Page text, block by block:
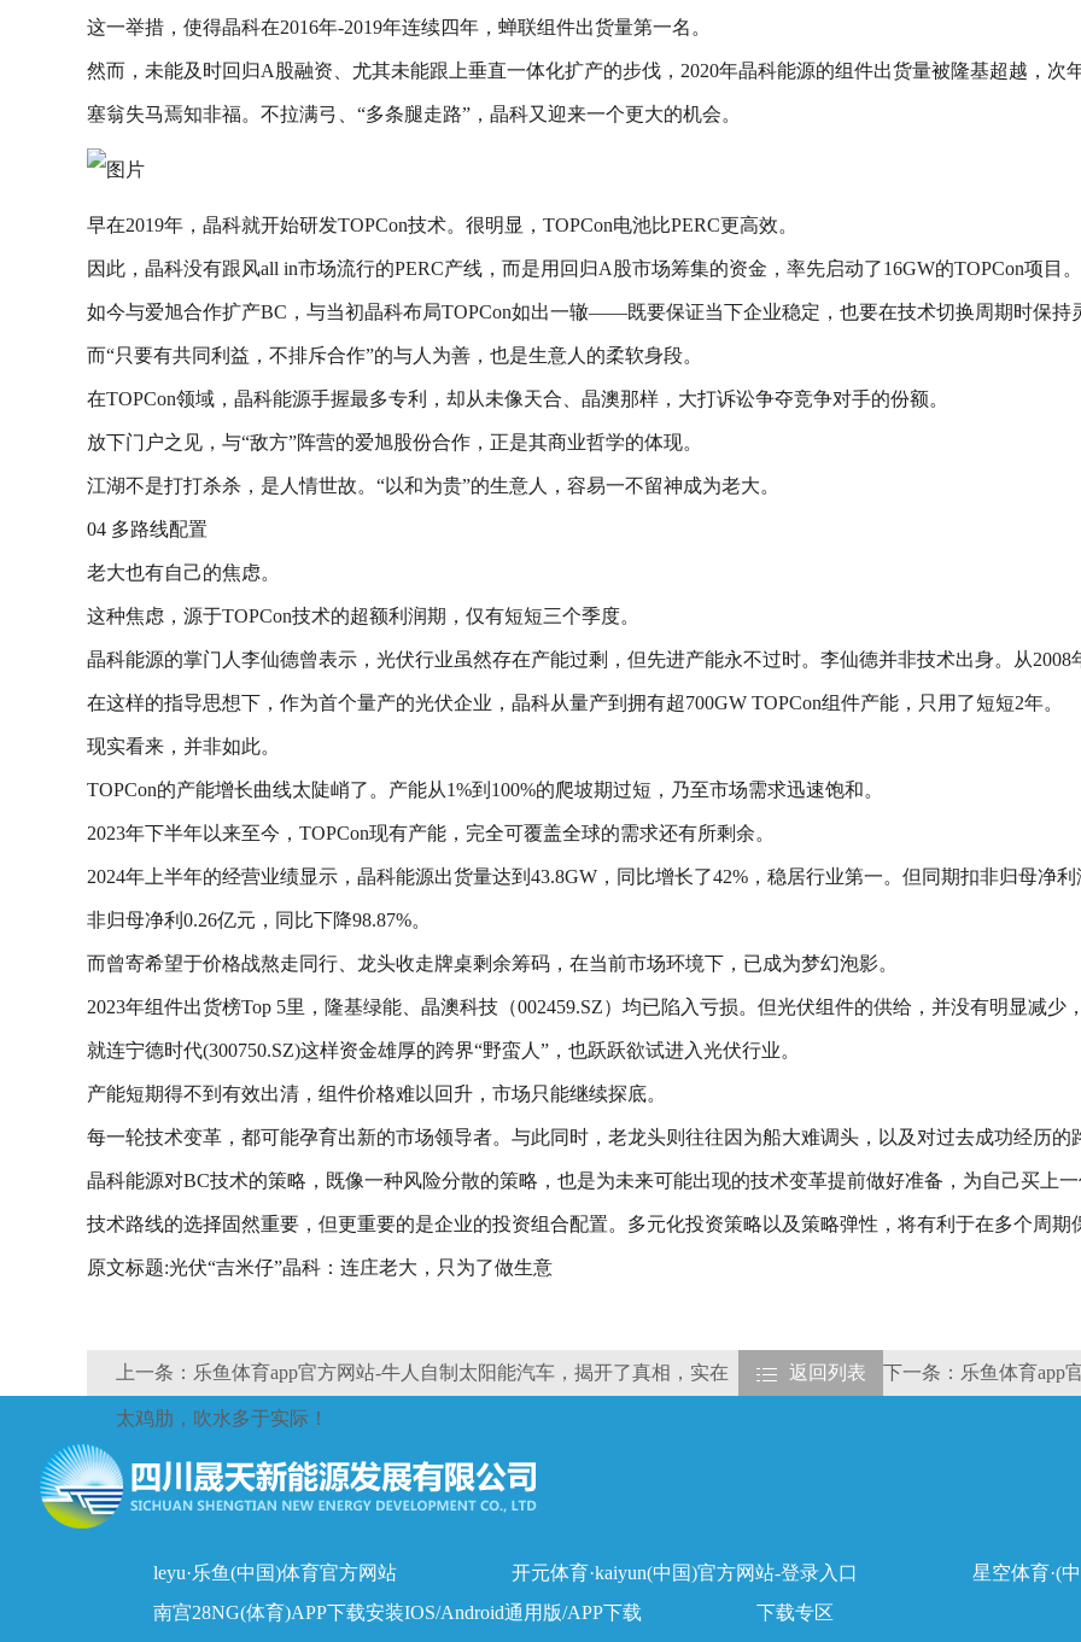
这一举措，使得晶科在2016年-2019年连续四年，蝉联组件出货量第一名。
然而，未能及时回归A股融资、尤其未能跟上垂直一体化扩产的步伐，2020年晶科能源的组件出货量被隆基超越，次
塞翁失马焉知非福。不拉满弓、“多条腿走路”，晶科又迎来一个更大的机会。
早在2019年，晶科就开始研发TOPCon技术。很明显，TOPCon电池比PERC更高效。
因此，晶科没有跟风all in市场流行的PERC产线，而是用回归A股市场筹集的资金，率先启动了16GW的TOPCon项目。
如今与爱旭合作扩产BC，与当初晶科布局TOPCon如出一辙——既要保证当下企业稳定，也要在技术切换周期时保持
而“只要有共同利益，不排斥合作”的与人为善，也是生意人的柔软身段。
在TOPCon领域，晶科能源手握最多专利，却从未像天合、晶澳那样，大打诉讼争夺竞争对手的份额。
放下门户之见，与“敌方”阵营的爱旭股份合作，正是其商业哲学的体现。
江湖不是打打杀杀，是人情世故。“以和为贵”的生意人，容易一不留神成为老大。
04 多路线配置
老大也有自己的焦虑。
这种焦虑，源于TOPCon技术的超额利润期，仅有短短三个季度。
晶科能源的掌门人李仙德曾表示，光伏行业虽然存在产能过剩，但先进产能永不过时。李仙德并非技术出身。从2008
在这样的指导思想下，作为首个量产的光伏企业，晶科从量产到拥有超700GW TOPCon组件产能，只用了短短2年。
现实看来，并非如此。
TOPCon的产能增长曲线太陡峭了。产能从1%到100%的爬坡期过短，乃至市场需求迅速饱和。
2023年下半年以来至今，TOPCon现有产能，完全可覆盖全球的需求还有所剩余。
2024年上半年的经营业绩显示，晶科能源出货量达到43.8GW，同比增长了42%，稳居行业第一。但同期扣非归母净
非归母净利0.26亿元，同比下降98.87%。
而曾寄希望于价格战熬走同行、龙头收走牌桌剩余筹码，在当前市场环境下，已成为梦幻泡影。
2023年组件出货榜Top 5里，隆基绿能、晶澳科技（002459.SZ）均已陷入亏损。但光伏组件的供给，并没有明显减少
就连宁德时代(300750.SZ)这样资金雄厚的跨界“野蛮人”，也跃跃欲试进入光伏行业。
产能短期得不到有效出清，组件价格难以回升，市场只能继续探底。
每一轮技术变革，都可能孕育出新的市场领导者。与此同时，老龙头则往往因为船大难调头，以及对过去成功经历的
晶科能源对BC技术的策略，既像一种风险分散的策略，也是为未来可能出现的技术变革提前做好准备，为自己买上一
技术路线的选择固然重要，但更重要的是企业的投资组合配置。多元化投资策略以及策略弹性，将有利于在多个周期
原文标题:光伏“吉米仔”晶科：连庄老大，只为了做生意
上一条：乐鱼体育app官方网站-牛人自制太阳能汽车，揭开了真相，实在
太鸡肋，吹水多于实际！
返回列表 下一条：乐鱼体育app
leyu·乐鱼(中国)体育官方网站 开元体育·kaiyun(中国)官方网站-登录入口
星空体育·(
南宫28NG(体育)APP下载安装IOS/Android通用版/APP下载
下载专区